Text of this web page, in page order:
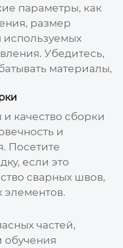
параметры, как
размер
используемых
Убедитесь,
материалы,
качество сборки
и
Посетите
если это
сварных швов,
элементов.
частей,
обучения